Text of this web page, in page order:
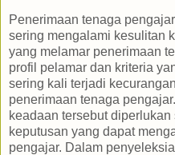
Penerimaan tenaga
sering mengalami kesulitan
yang melamar penerimaan
profil pelamar dan kriteria
sering kali terjadi
penerimaan tenaga
keadaan tersebut
keputusan yang dapat
pengajar. Dalam